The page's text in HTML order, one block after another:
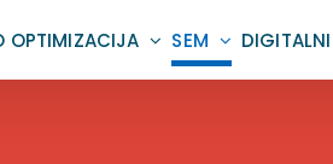
OPTIMIZACIJA SEM